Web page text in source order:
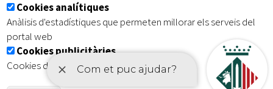
Inici | Avís legal | Protecció de dades
| Accessibilitat
Cookies analítiques
Anàlisis d'estadístiques que permeten millorar els serveis del
portal web
Cookies publicitàries
Cookies de tercers amb finalitat publicitària